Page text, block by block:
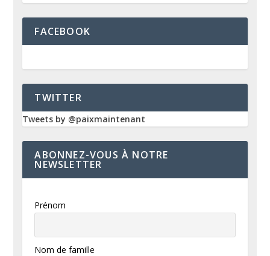
FACEBOOK
TWITTER
Tweets by @paixmaintenant
ABONNEZ-VOUS À NOTRE
NEWSLETTER
Prénom
Nom de famille